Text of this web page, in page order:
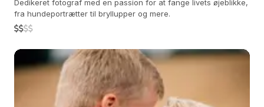
Dedikeret fotograf med en passion for at fange livets øjeblikke,
fra hundeportrætter til bryllupper og mere.